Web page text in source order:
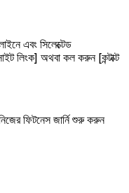
এবং সিলেক্টেড
লিংক] অথবা কল করুন [কন্টাক্ট
ফিটনেস জার্নি শুরু করুন